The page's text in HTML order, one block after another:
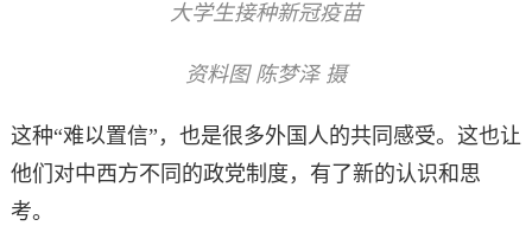
大学生接种新冠疫苗
资料图 陈梦泽 摄
这种“难以置信”，也是很多外国人的共同感受。这也让
他们对中西方不同的政党制度，有了新的认识和思
考。